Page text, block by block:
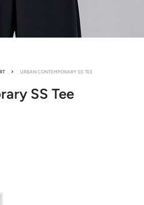
URBAN CONTEMPORARY SS TEE
SS Tee